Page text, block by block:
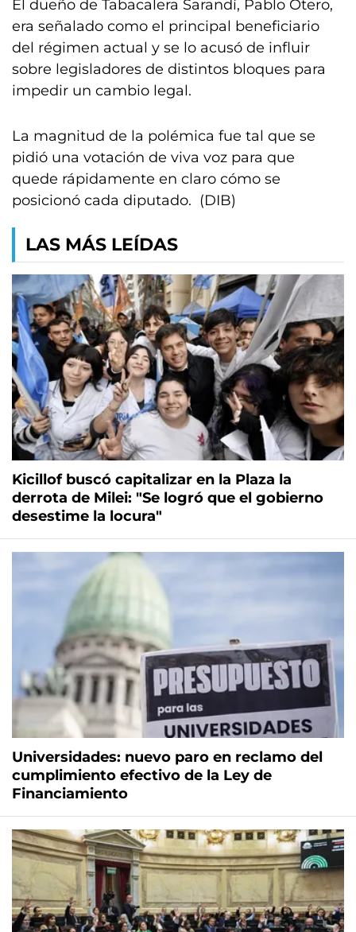
El dueño de Tabacalera Sarandí, Pablo Otero,
era señalado como el principal beneficiario
del régimen actual y se lo acusó de influir
sobre legisladores de distintos bloques para
impedir un cambio legal.
La magnitud de la polémica fue tal que se
pidió una votación de viva voz para que
quede rápidamente en claro cómo se
posicionó cada diputado. (DIB)
LAS MÁS LEÍDAS
Kicillof buscó capitalizar en la Plaza la
derrota de Milei: "Se logró que el gobierno
desestime la locura"
Universidades: nuevo paro en reclamo del
cumplimiento efectivo de la Ley de
Financiamiento